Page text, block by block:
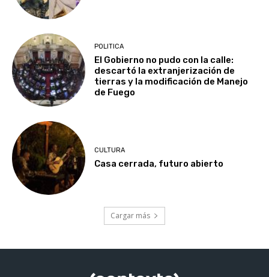
POLITICA
El Gobierno no pudo con la calle:
descartó la extranjerización de
tierras y la modificación de Manejo
de Fuego
CULTURA
Casa cerrada, futuro abierto
Cargar más